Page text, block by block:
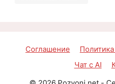
Соглашение
Чат с AI